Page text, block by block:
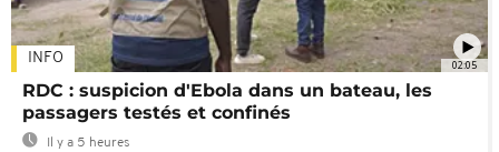
02:05
INFO
RDC : suspicion d'Ebola dans un bateau, les
passagers testés et confinés
Il y a 5 heures